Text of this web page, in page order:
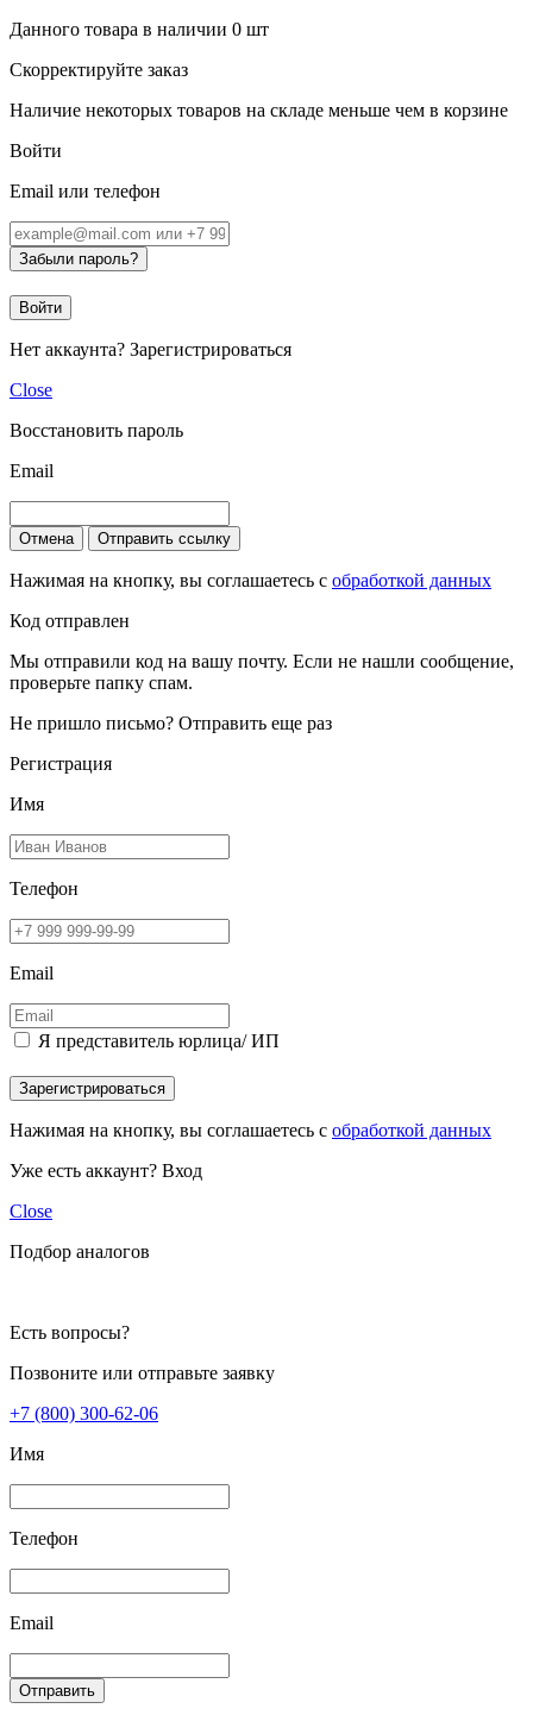
Данного товара в наличии 0 шт
Скорректируйте заказ
Наличие некоторых товаров на складе меньше чем в корзине
Войти
Email или телефон
Забыли пароль?
Войти
Нет аккаунта? Зарегистрироваться
Close
Восстановить пароль
Email
Отмена Отправить ссылку
Нажимая на кнопку, вы соглашаетесь с обработкой данных
Код отправлен
Мы отправили код на вашу почту. Если не нашли сообщение,
проверьте папку спам.
Не пришло письмо? Отправить еще раз
Регистрация
Имя
Телефон
Email
Я представитель юрлица/ ИП
Зарегистрироваться
Нажимая на кнопку, вы соглашаетесь с обработкой данных
Уже есть аккаунт? Вход
Close
Подбор аналогов
Есть вопросы?
Позвоните или отправьте заявку
+7 (800) 300-62-06
Имя
Телефон
Email
Отправить